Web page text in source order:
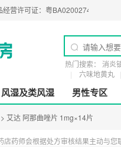
粤BA0200274 医疗器械经营许可
热门搜索： 消炎
六味地黄丸
风湿及类风湿 男性专区
> 艾达 阿那曲唑片 1mg×14片
药师会根据处方审核结果主动与您